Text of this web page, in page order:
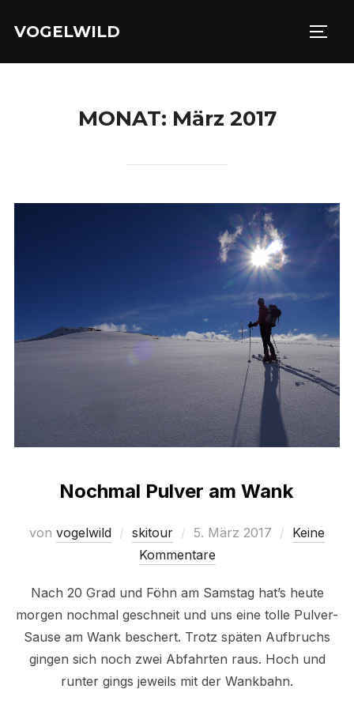
Inhalten
VOGELWILD
MONAT: März 2017
Nochmal Pulver am Wank
von vogelwild skitour
Veröffentlicht
am
5. März 2017
Keine
Kommentare
Nach 20 Grad und Föhn am Samstag hat’s heute
morgen nochmal geschneit und uns eine tolle Pulver-
Sause am Wank beschert. Trotz späten Aufbruchs
gingen sich noch zwei Abfahrten raus. Hoch und
runter gings jeweils mit der Wankbahn.